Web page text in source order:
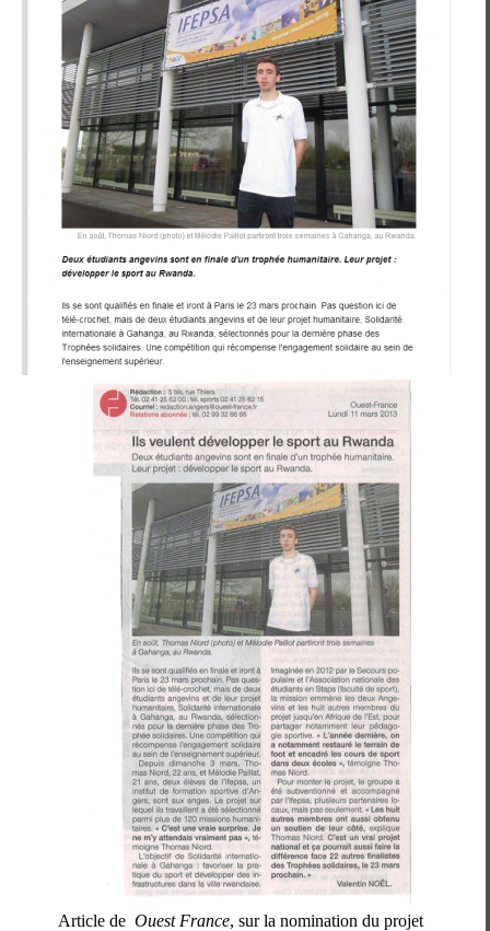
Article de Ouest France, sur la nomination du projet